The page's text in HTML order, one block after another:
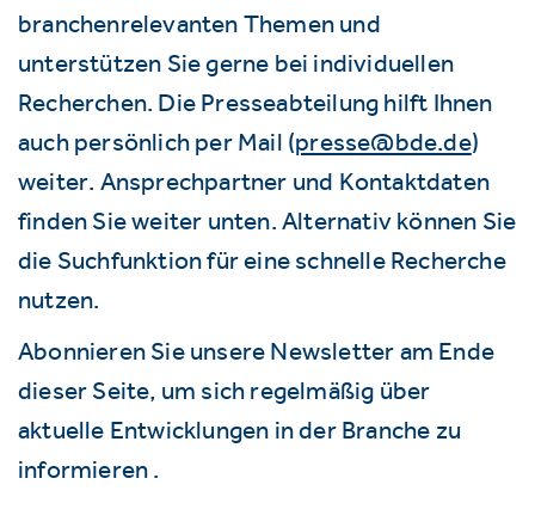
branchenrelevanten Themen und
unterstützen Sie gerne bei individuellen
Recherchen. Die Presseabteilung hilft Ihnen
auch persönlich per Mail (presse@bde.de)
weiter. Ansprechpartner und Kontaktdaten
finden Sie weiter unten. Alternativ können Sie
die Suchfunktion für eine schnelle Recherche
nutzen.
Abonnieren Sie unsere Newsletter am Ende
dieser Seite, um sich regelmäßig über
aktuelle Entwicklungen in der Branche zu
informieren .